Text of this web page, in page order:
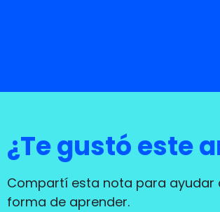
¿Te gustó este
Compartí esta nota para ayudar
forma de aprender.